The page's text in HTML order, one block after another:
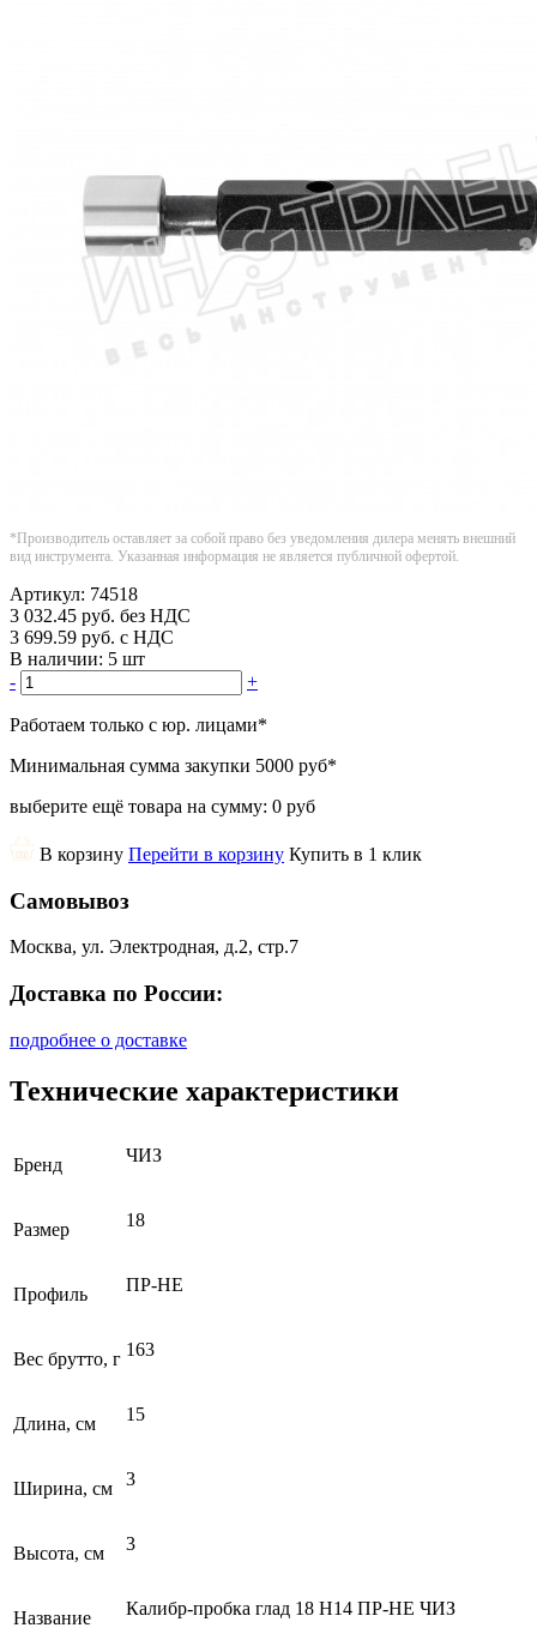
*Производитель оставляет за собой право без уведомления дилера менять внешний
вид инструмента. Указанная информация не является публичной офертой.
Артикул: 74518
3 032.45 руб. без НДС
3 699.59 руб. с НДС
В наличии: 5 шт
-
+
Работаем только с юр. лицами*
Минимальная сумма закупки 5000 руб*
выберите ещё товара на сумму: 0 руб
В корзину Перейти в корзину Купить в 1 клик
Самовывоз
Москва, ул. Электродная, д.2, стр.7
Доставка по России:
подробнее о доставке
Технические характеристики
Бренд ЧИЗ
Размер 18
Профиль ПР-НЕ
Вес брутто, г 163
Длина, см 15
Ширина, см 3
Высота, см 3
Название Калибр-пробка глад 18 Н14 ПР-НЕ ЧИЗ